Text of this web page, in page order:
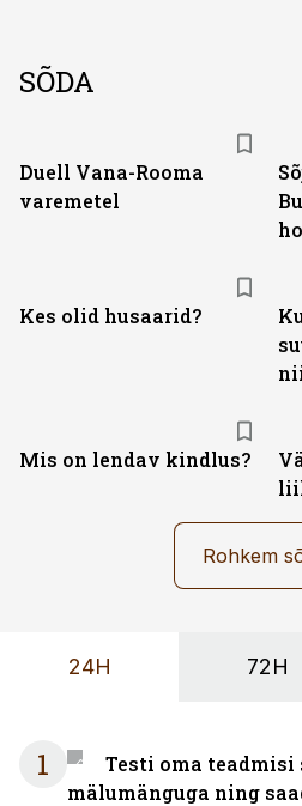
SÕDA
Duell Vana-Rooma
varemetel
Kes olid husaarid?
Mis on lendav kindlus?
Rohkem
24H 72H
1
Testi oma teadmisi
mälumänguga ning